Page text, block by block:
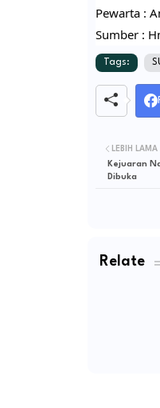
Pewarta :
Sumber :
Tags:
LEBIH LAMA
Kejuaran
Dibuka
Relate